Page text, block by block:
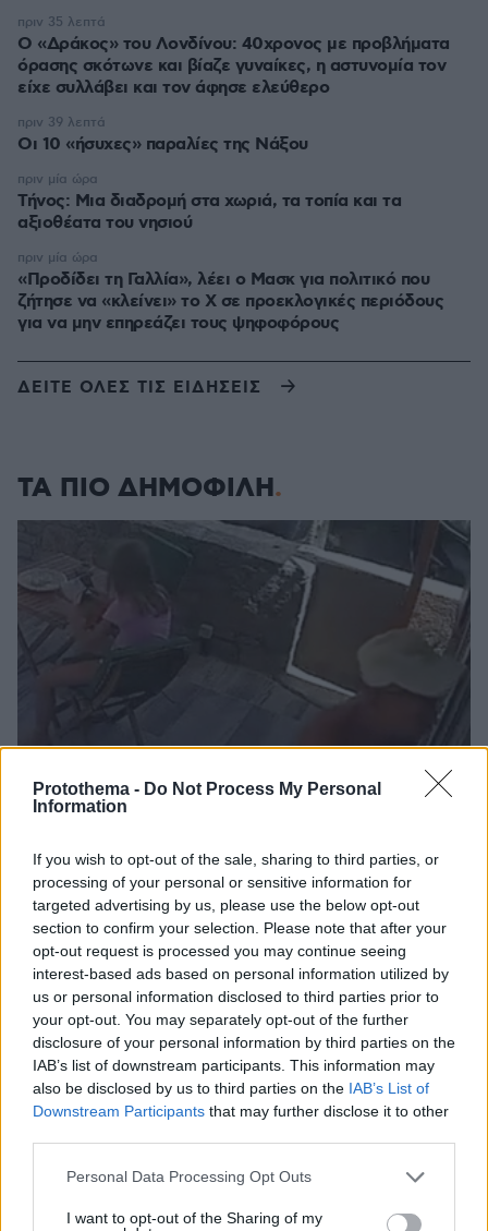
Protothema - Do Not Process My Personal
Information
If you wish to opt-out of the sale, sharing to third parties, or
processing of your personal or sensitive information for
targeted advertising by us, please use the below opt-out
section to confirm your selection. Please note that after your
opt-out request is processed you may continue seeing
interest-based ads based on personal information utilized by
us or personal information disclosed to third parties prior to
your opt-out. You may separately opt-out of the further
disclosure of your personal information by third parties on the
IAB’s list of downstream participants. This information may
also be disclosed by us to third parties on the IAB’s List of
Downstream Participants that may further disclose it to other
Please note that this website/app uses one or more Google
not limited to your visit or usage behaviour. You may click to
Personal Data Processing Opt Outs
I want to opt-out of the Sharing of my
Ο «Δράκος» του Λονδίνου: 40χρονος με προβλήματα
όρασης σκότωνε και βίαζε γυναίκες, η αστυνομία τον
είχε συλλάβει και τον άφησε ελεύθερο
πριν 35 λεπτά
Οι 10 «ήσυχες» παραλίες της Νάξου
πριν 39 λεπτά
Τήνος: Μια διαδρομή στα χωριά, τα τοπία και τα
αξιοθέατα του νησιού
πριν μία ώρα
«Προδίδει τη Γαλλία», λέει ο Μασκ για πολιτικό που
ζήτησε να «κλείνει» το X σε προεκλογικές περιόδους
για να μην επηρεάζει τους ψηφοφόρους
πριν μία ώρα
ΔΕΙΤΕ ΟΛΕΣ ΤΙΣ ΕΙΔΗΣΕΙΣ
ΤΑ ΠΙΟ ΔΗΜΟΦΙΛΗ
«Πόσα θέλεις για το κορίτσι;»: Τουρίστας στην
Κρήτη ζητά... τιμή για να ασελγήσει σε ανήλικη, τι
καταγγέλλει ο ιδιοκτήτης επιχείρησης
07.08.2026, 18:22